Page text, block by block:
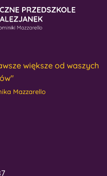
większe od waszych
Mazzarello